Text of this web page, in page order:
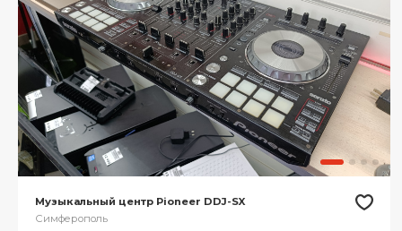
Музыкальный центр Pioneer DDJ-SX
Симферополь